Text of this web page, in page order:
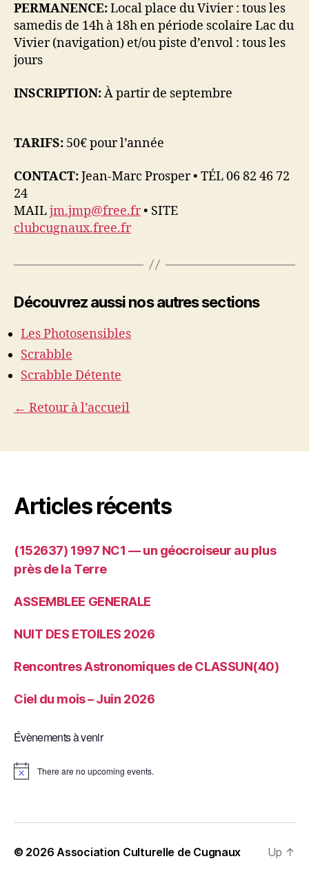
PERMANENCE:Local place du Vivier : tous les
samedis de 14h à 18h en période scolaire Lac du
Vivier (navigation) et/ou piste d’envol : tous les
jours
INSCRIPTION:À partir de septembre
TARIFS: 50€ pour l’année
CONTACT:Jean-Marc Prosper • TÉL 06 82 46 72
24
MAILjm.jmp@free.fr• SITE
clubcugnaux.free.fr
Découvrez aussi nos autres sections
Les Photosensibles
Scrabble
Scrabble Détente
← Retour à l’accueil
Articles récents
(152637) 1997 NC1 — un géocroiseur au plus
près de la Terre
ASSEMBLEE GENERALE
NUIT DES ETOILES 2026
Rencontres Astronomiques de CLASSUN(40)
Ciel du mois – Juin 2026
Évènements à venir
N
There are no upcoming events.
© 2026 Association Culturelle de Cugnaux Up ↑